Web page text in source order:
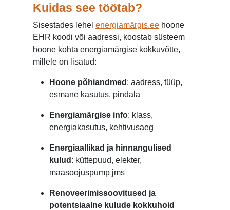
Kuidas see töötab?
Sisestades lehel energiamärgis.ee hoone
EHR koodi või aadressi, koostab süsteem
hoone kohta energiamärgise kokkuvõtte,
millele on lisatud:
Hoone põhiandmed : aadress, tüüp,
esmane kasutus, pindala
Energiamärgise info: klass,
energiakasutus, kehtivusaeg
Energiaallikad ja hinnangulised
kulud : küttepuud, elekter,
maasoojuspump jms
Renoveerimissoovitused ja
potentsiaalne kulude kokkuhoid